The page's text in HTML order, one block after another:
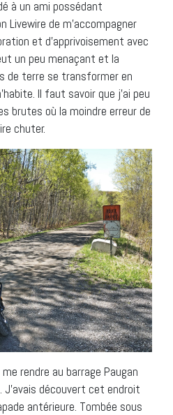
à un ami possédant
Livewire de m’accompagner
et d’apprivoisement avec
un peu menaçant et la
de terre se transformer en
Il faut savoir que j’ai peu
brutes où la moindre erreur de
chuter.
rendre au barrage Paugan
J’avais découvert cet endroit
antérieure. Tombée sous